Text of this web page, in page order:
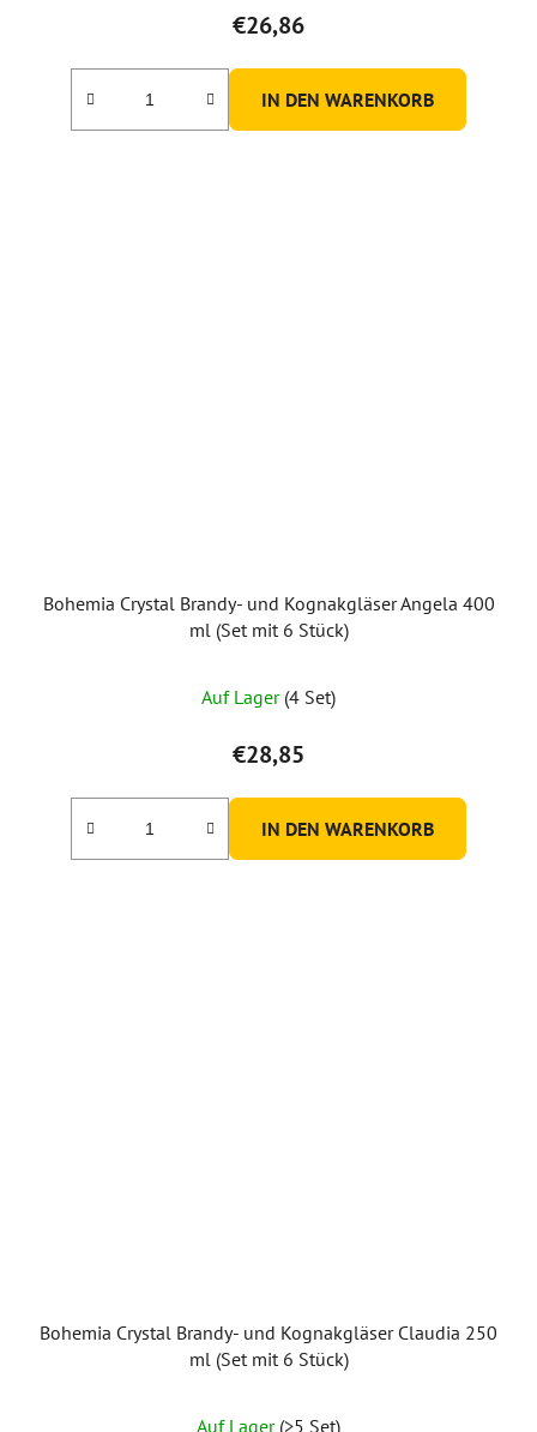
€26,86
IN DEN WARENKORB
Bohemia Crystal Brandy- und Kognakgläser Angela 400
ml (Set mit 6 Stück)
Auf Lager (4 Set)
€28,85
IN DEN WARENKORB
Bohemia Crystal Brandy- und Kognakgläser Claudia 250
ml (Set mit 6 Stück)
Auf Lager (>5 Set)